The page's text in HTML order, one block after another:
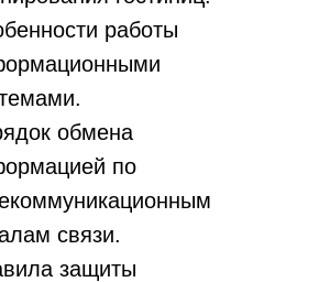
работы
обмена
по
связи.
защиты